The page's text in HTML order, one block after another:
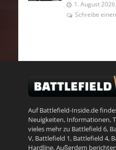
1. August 2026
Schreibe
Auf Battlefield-Inside.de
Neuigkeiten, Informationen,
vieles mehr zu Battlefield 6,
V, Battlefield 1, Battlefield 4,
Hardline. Außerdem